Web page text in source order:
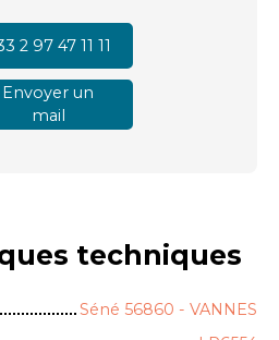
2 97 47 11 11
Envoyer un
mail
techniques
Séné 56860 - VANNES